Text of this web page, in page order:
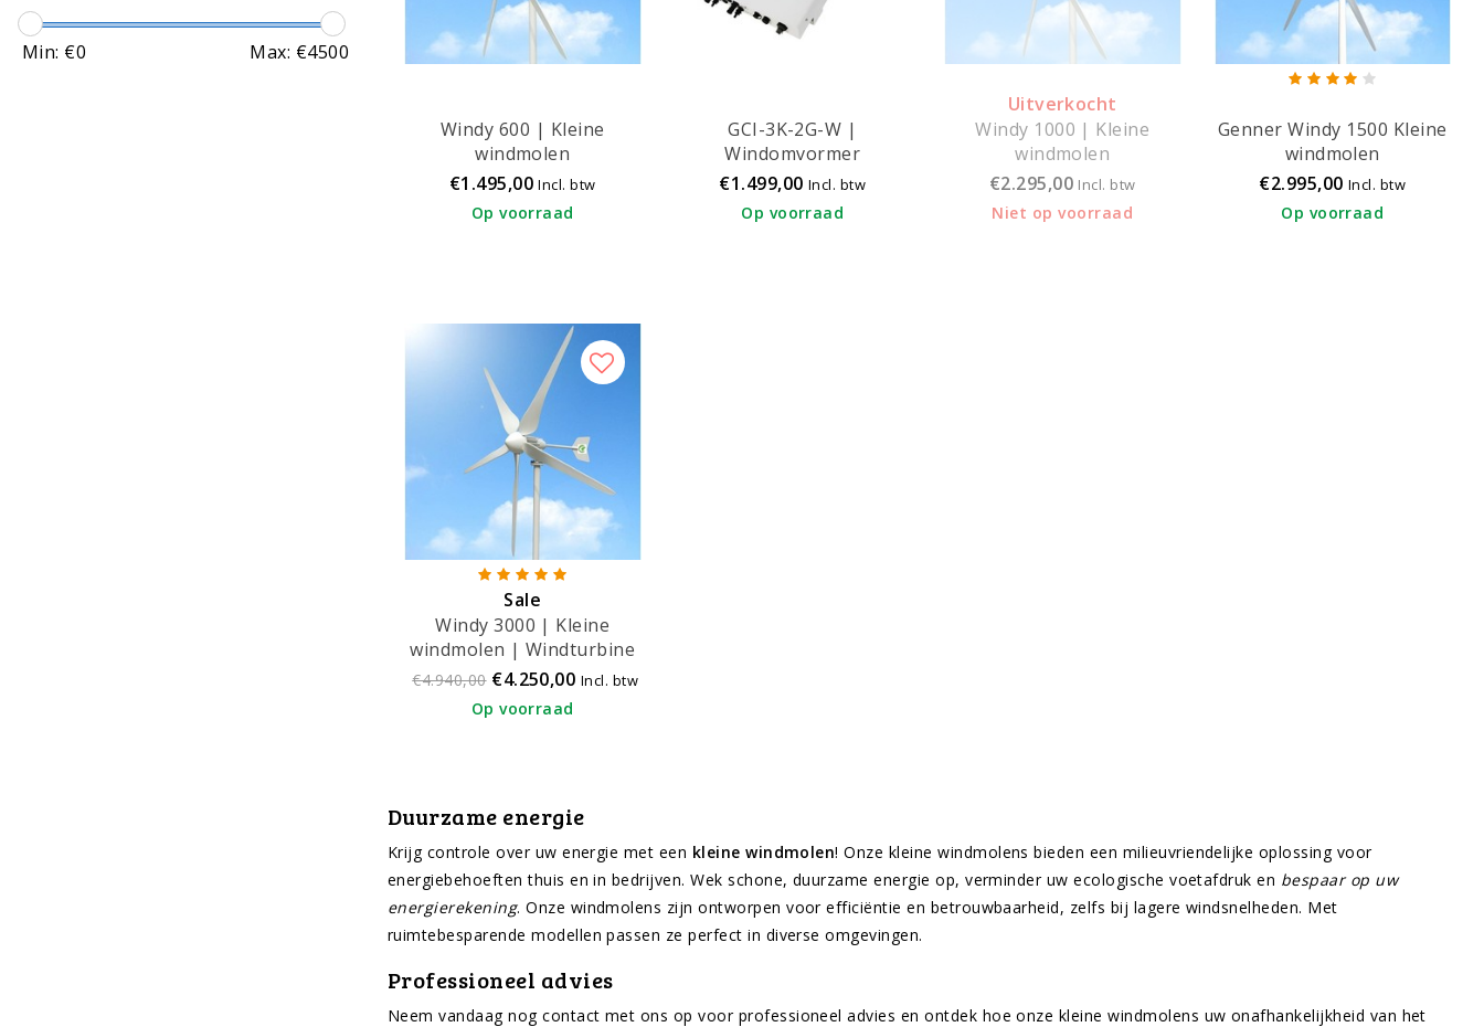
Min: €0 Max: €4500
Windy 600 | Kleine
windmolen
€1.495,00 Incl. btw
Op voorraad
GCI-3K-2G-W |
Windomvormer
€1.499,00 Incl. btw
Op voorraad
Uitverkocht
Windy 1000 | Kleine
windmolen
€2.295,00 Incl. btw
Niet op voorraad
Genner Windy 1500 Kleine
windmolen
€2.995,00 Incl. btw
Op voorraad
Sale
Windy 3000 | Kleine
windmolen | Windturbine
€4.940,00 €4.250,00 Incl. btw
Op voorraad
Duurzame energie
Krijg controle over uw energie met een kleine windmolen! Onze kleine windmolens bieden een milieuvriendelijke oplossing voor
energiebehoeften thuis en in bedrijven. Wek schone, duurzame energie op, verminder uw ecologische voetafdruk en bespaar op uw
energierekening. Onze windmolens zijn ontworpen voor efficiëntie en betrouwbaarheid, zelfs bij lagere windsnelheden. Met
ruimtebesparende modellen passen ze perfect in diverse omgevingen.
Professioneel advies
Neem vandaag nog contact met ons op voor professioneel advies en ontdek hoe onze kleine windmolens uw onafhankelijkheid van het